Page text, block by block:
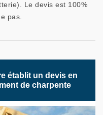
Le devis est 100%
pas.
établit un devis en
de charpente